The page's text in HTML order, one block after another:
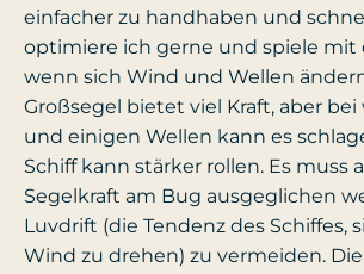
einfacher zu handhaben und
optimiere ich gerne und spiele mit
wenn sich Wind und Wellen
Großsegel bietet viel Kraft, aber
und einigen Wellen kann es
Schiff kann stärker rollen. Es muss
Segelkraft am Bug ausgeglichen
Luvdrift (die Tendenz des Schiffes,
Wind zu drehen) zu vermeiden. Die